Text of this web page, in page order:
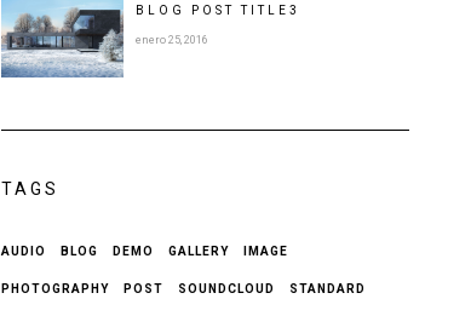
BLOG POSTTITLE3
enero 25, 2016
TAGS
AUDIO BLOG DEMO GALLERY IMAGE
PHOTOGRAPHY POST SOUNDCLOUD STANDARD